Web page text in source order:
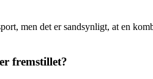
men det er sandsynligt, at en
fremstillet?